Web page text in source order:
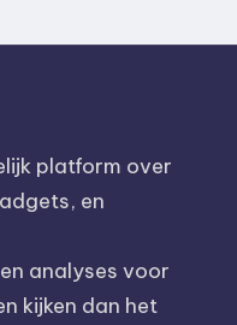
platform over
en
analyses voor
kijken dan het